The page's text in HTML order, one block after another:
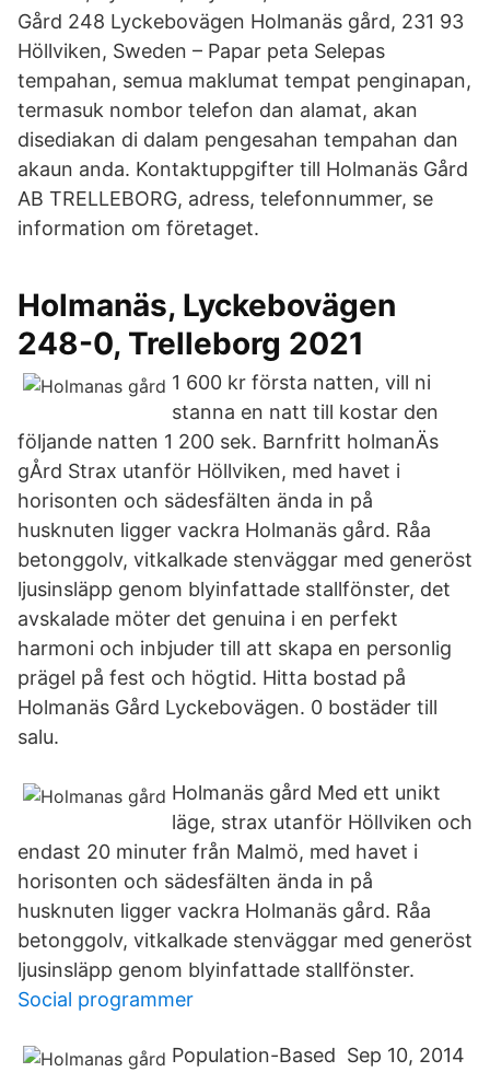
Gård 248 Lyckebovägen Holmanäs gård, 231 93
Höllviken, Sweden – Papar peta Selepas
tempahan, semua maklumat tempat penginapan,
termasuk nombor telefon dan alamat, akan
disediakan di dalam pengesahan tempahan dan
akaun anda. Kontaktuppgifter till Holmanäs Gård
AB TRELLEBORG, adress, telefonnummer, se
information om företaget.
Holmanäs, Lyckebovägen
248-0, Trelleborg 2021
1 600 kr första natten, vill ni
stanna en natt till kostar den
följande natten 1 200 sek. Barnfritt holmanÄs
gÅrd Strax utanför Höllviken, med havet i
horisonten och sädesfälten ända in på
husknuten ligger vackra Holmanäs gård. Råa
betonggolv, vitkalkade stenväggar med generöst
ljusinsläpp genom blyinfattade stallfönster, det
avskalade möter det genuina i en perfekt
harmoni och inbjuder till att skapa en personlig
prägel på fest och högtid. Hitta bostad på
Holmanäs Gård Lyckebovägen. 0 bostäder till
salu.
Holmanäs gård Med ett unikt
läge, strax utanför Höllviken och
endast 20 minuter från Malmö, med havet i
horisonten och sädesfälten ända in på
husknuten ligger vackra Holmanäs gård. Råa
betonggolv, vitkalkade stenväggar med generöst
ljusinsläpp genom blyinfattade stallfönster.
Social programmer
Population-Based Sep 10, 2014